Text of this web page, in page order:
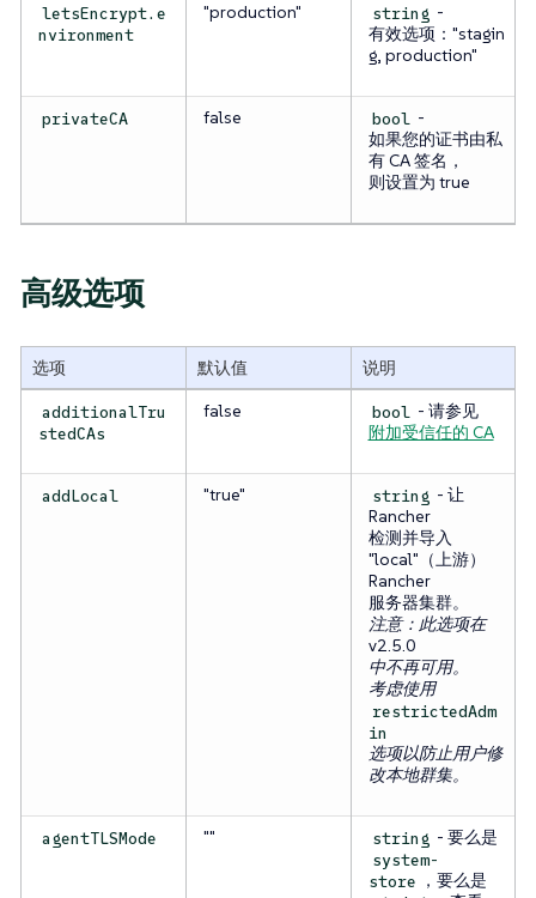
letsEncrypt.e
nvironment
"production" string -
有效选项："stagin
g, production"
privateCA false bool -
如果您的证书由私
有 CA 签名，
则设置为 true
高级选项
选项 默认值 说明
additionalTru
stedCAs
false bool - 请参见
附加受信任的 CA
addLocal "true" string - 让
Rancher
检测并导入
"local"（上游）
Rancher
服务器集群。
注意：此选项在
v2.5.0
中不再可用。
考虑使用
restrictedAdm
in
选项以防止用户修
改本地群集。
agentTLSMode "" string - 要么是
system-
store ，要么是